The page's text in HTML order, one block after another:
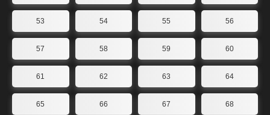
53 54 55 56
57 58 59 60
61 62 63 64
65 66 67 68